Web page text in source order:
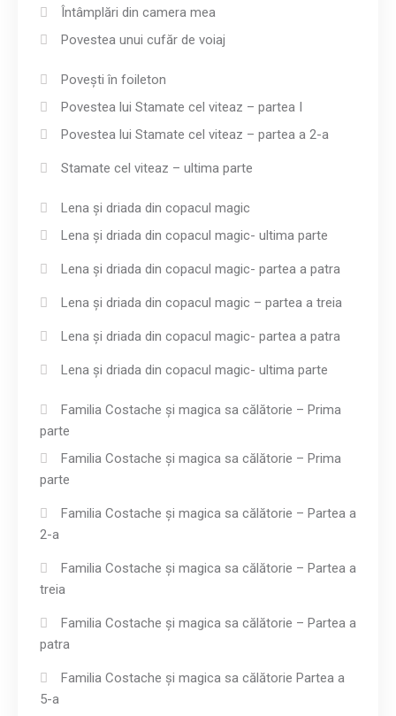
Întâmplări din camera mea
Povestea unui cufăr de voiaj
Povești în foileton
Povestea lui Stamate cel viteaz – partea I
Povestea lui Stamate cel viteaz – partea a 2-a
Stamate cel viteaz – ultima parte
Lena și driada din copacul magic
Lena și driada din copacul magic- ultima parte
Lena și driada din copacul magic- partea a patra
Lena și driada din copacul magic – partea a treia
Lena și driada din copacul magic- partea a patra
Lena și driada din copacul magic- ultima parte
Familia Costache și magica sa călătorie – Prima
parte
Familia Costache și magica sa călătorie – Prima
parte
Familia Costache și magica sa călătorie – Partea a
2-a
Familia Costache și magica sa călătorie – Partea a
treia
Familia Costache și magica sa călătorie – Partea a
patra
Familia Costache și magica sa călătorie Partea a
5-a